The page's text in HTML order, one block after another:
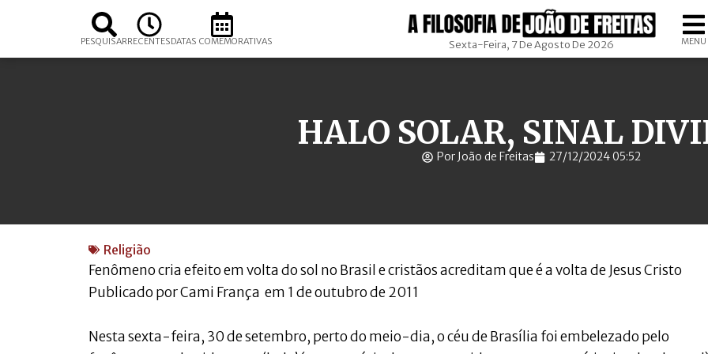
PESQUISARRECENTESDATAS COMEMORATIVAS Sexta-Feira, 7 De Agosto De 2026 MENU
HALO SOLAR, SINAL
Por João de Freitas 27/12/2024 05:52
Religião
Fenômeno cria efeito em volta do sol no Brasil e cristãos acreditam que é a volta de Jesus Cristo
Publicado por Cami França em 1 de outubro de 2011
Nesta sexta-feira, 30 de setembro, perto do meio-dia, o céu de Brasília foi embelezado pelo